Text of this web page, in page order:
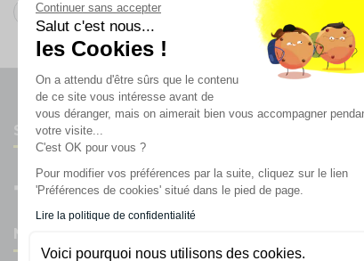
Continuer sans accepter
Salut c'est nous...
les Cookies !
On a attendu d'être sûrs que le contenu
de ce site vous intéresse avant de
vous déranger, mais on aimerait bien vous accompagner
votre visite...
C'est OK pour vous ?
Pour modifier vos préférences par la suite, cliquez sur le lien
'Préférences de cookies' situé dans le pied de page.
Lire la politique de confidentialité
Voici pourquoi nous utilisons des cookies.
Soirée Fluo
Suivez-nous
Newsletter